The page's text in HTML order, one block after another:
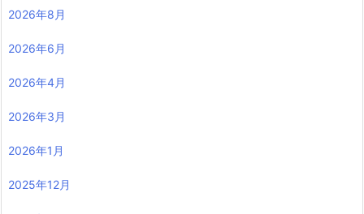
2026年8月
2026年6月
2026年4月
2026年3月
2026年1月
2025年12月